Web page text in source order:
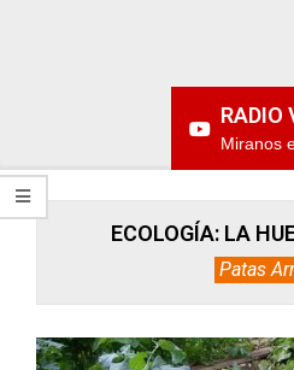
RADIO
Miranos
ECOLOGÍA: LA
Patas